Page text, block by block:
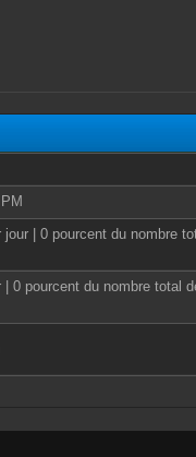
| 0 pourcent du nombre
0 pourcent du nombre total